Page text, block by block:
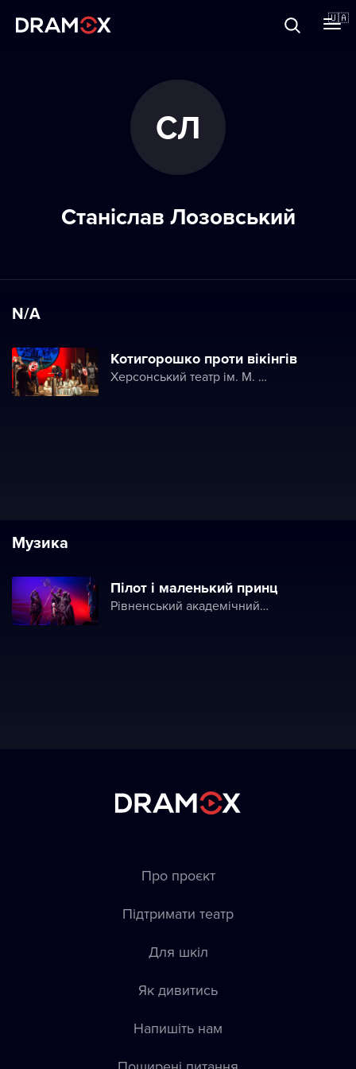
🇺🇦
Зареєструватися
СЛ
Станіслав Лозовський
N/A
Котигорошко проти вікінгів
Херсонський театр ім. М. Куліша
Музика
Пілот і маленький принц
Рівненський академічний обласний театр ляльок
Про проєкт
Підтримати театр
Для шкіл
Як дивитись
Напишіть нам